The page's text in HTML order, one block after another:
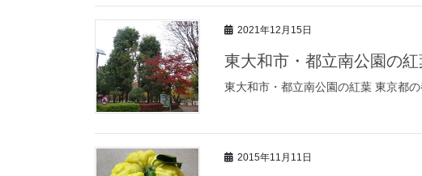
2021年12月15日
東大和市・都立南公園の紅
東大和市・都立南公園の紅葉 東京都
2015年11月11日